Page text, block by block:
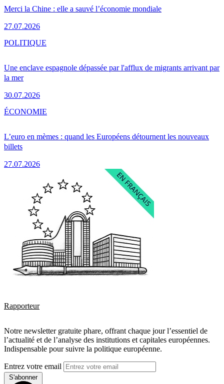
Merci la Chine : elle a sauvé l’économie mondiale
27.07.2026
Une enclave espagnole dépassée par l'afflux de migrants arrivant par
la mer
30.07.2026
POLITIQUE
L’euro en mèmes : quand les Européens détournent les nouveaux
billets
27.07.2026
ÉCONOMIE
Rapporteur
Notre newsletter gratuite phare, offrant chaque jour l’essentiel de
l’actualité et de l’analyse des institutions et capitales européennes.
Indispensable pour suivre la politique européenne.
Entrez votre email
S'abonner